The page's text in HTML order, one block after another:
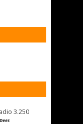
3.250